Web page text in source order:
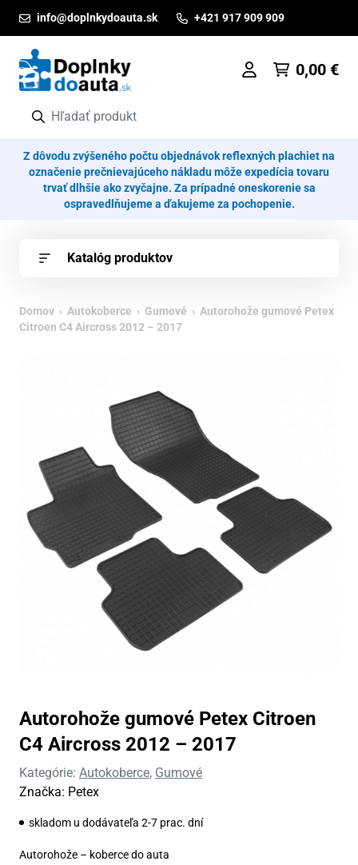
info@doplnkydoauta.sk +421 917 909 909
0,00 €
Z dôvodu zvýšeného počtu objednávok reflexných plachiet na
označenie prečnievajúceho nákladu môže expedícia tovaru
trvať dlhšie ako zvyčajne. Za prípadné oneskorenie sa
ospravedlňujeme a ďakujeme za pochopenie.
Katalóg produktov
Domov › Autokoberce › Gumové › Autorohože gumové Petex
Citroen C4 Aircross 2012 – 2017
Autorohože gumové Petex Citroen
C4 Aircross 2012 – 2017
Kategórie: Autokoberce, Gumové
Značka: Petex
skladom u dodávateľa 2-7 prac. dní
Autorohože – koberce do auta